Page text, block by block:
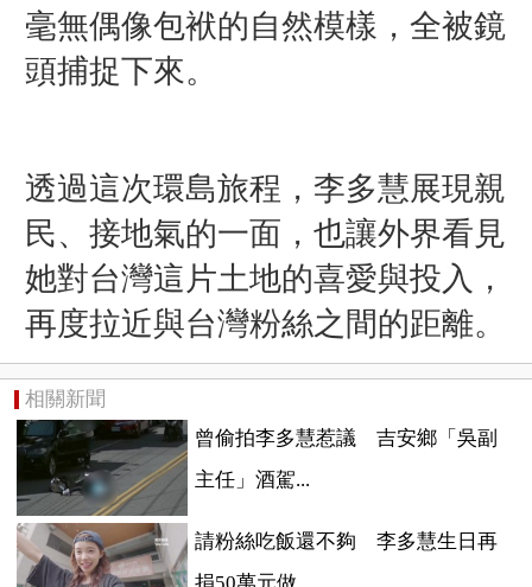
毫無偶像包袱的自然模樣，全被鏡
頭捕捉下來。
透過這次環島旅程，李多慧展現親
民、接地氣的一面，也讓外界看見
她對台灣這片土地的喜愛與投入，
再度拉近與台灣粉絲之間的距離。
相關新聞
曾偷拍李多慧惹議 吉安鄉「吳副
主任」酒駕...
請粉絲吃飯還不夠 李多慧生日再